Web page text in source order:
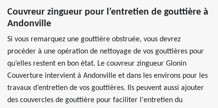
Couvreur zingueur pour l’entretien de gouttière à
Andonville
Si vous remarquez une gouttière obstruée, vous devrez
procéder à une opération de nettoyage de vos gouttières pour
qu’elles restent en bon état. Le couvreur zingueur Glonin
Couverture intervient à Andonville et dans les environs pour les
travaux d’entretien de vos gouttières. Ils peuvent aussi ajouter
des couvercles de gouttière pour faciliter l'entretien du